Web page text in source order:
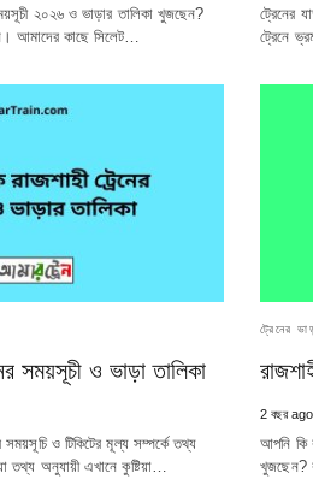
২০২৬ ও ভাড়ার তালিকা খুজছেন?
আমাদের কাছে সিলেট…
ট্রেনের
ট্রেনে
সময়সূচী ও ভাড়া তালিকা
সময়সূচি ও টিকিটের মূল্য সম্পর্কে তথ্য
তথ্য অনুযায়ী এখানে কুষ্টিয়া…
ট্রেনের
2 বছর ago
আপনি কি
খুজছেন?